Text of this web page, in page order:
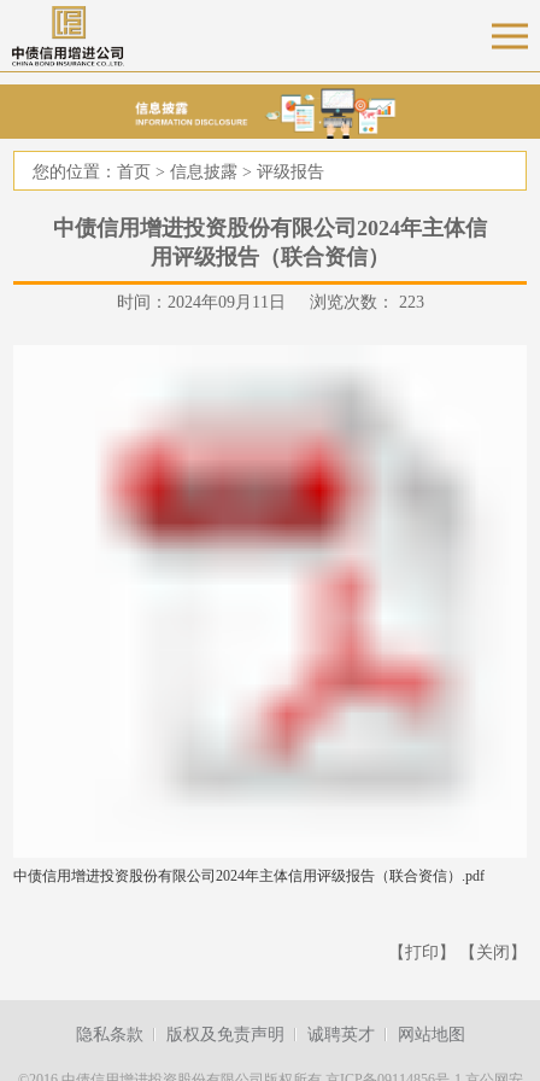
您的位置：首页 >信息披露 >评级报告
中债信用增进投资股份有限公司2024年主体信
用评级报告（联合资信）
时间：2024年09月11日 浏览次数： 223
中债信用增进投资股份有限公司2024年主体信用评级报告（联合资信）.pdf
【打印】 【关闭】
隐私条款 版权及免责声明 诚聘英才 网站地图